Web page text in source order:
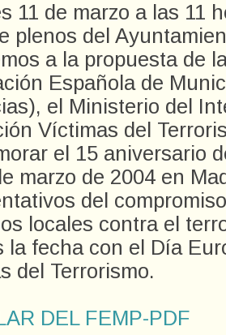
11 de marzo a las 11
plenos del
a la propuesta de
Española de
el Ministerio del
Víctimas del
el 15 aniversario
marzo de 2004 en
del
locales contra el
la fecha con el Día
del Terrorismo.
DEL FEMP-PDF